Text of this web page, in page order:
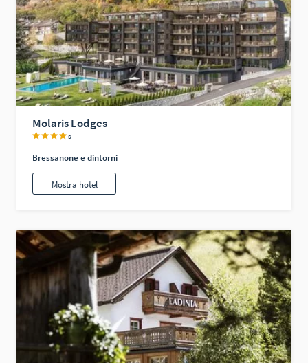
Molaris Lodges
s
Bressanone e dintorni
Mostra hotel